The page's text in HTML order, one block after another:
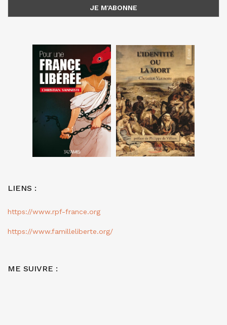
LIENS :
https://www.rpf-france.org
https://www.familleliberte.org/
ME SUIVRE :